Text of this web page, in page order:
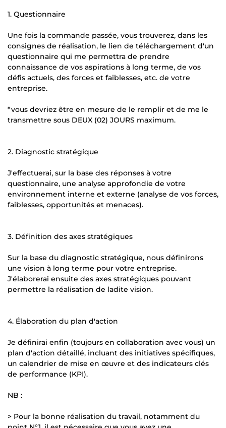
1. Questionnaire
Une fois la commande passée, vous trouverez, dans les
consignes de réalisation, le lien de téléchargement d'un
questionnaire qui me permettra de prendre
connaissance de vos aspirations à long terme, de vos
défis actuels, des forces et faiblesses, etc. de votre
entreprise.
*vous devriez être en mesure de le remplir et de me le
transmettre sous DEUX (02) JOURS maximum.
2. Diagnostic stratégique
J'effectuerai, sur la base des réponses à votre
questionnaire, une analyse approfondie de votre
environnement interne et externe (analyse de vos forces,
faiblesses, opportunités et menaces).
3. Définition des axes stratégiques
Sur la base du diagnostic stratégique, nous définirons
une vision à long terme pour votre entreprise.
J'élaborerai ensuite des axes stratégiques pouvant
permettre la réalisation de ladite vision.
4. Élaboration du plan d'action
Je définirai enfin (toujours en collaboration avec vous) un
plan d'action détaillé, incluant des initiatives spécifiques,
un calendrier de mise en œuvre et des indicateurs clés
de performance (KPI).
NB :
> Pour la bonne réalisation du travail, notamment du